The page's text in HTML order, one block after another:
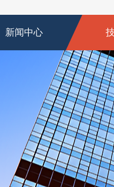
新闻中心